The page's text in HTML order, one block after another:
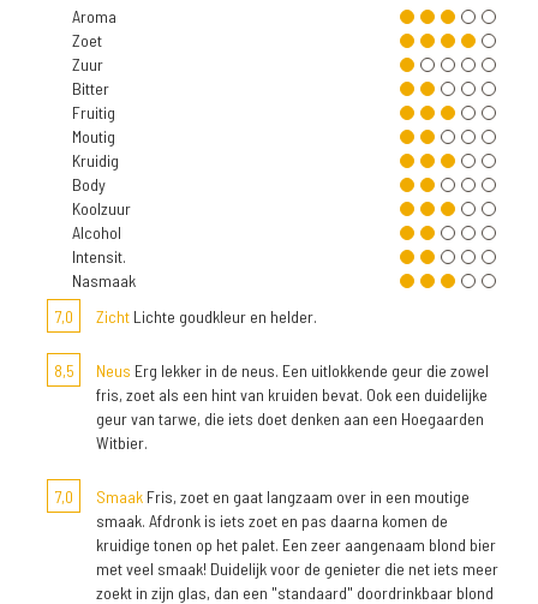
Aroma
Zoet
Zuur
Bitter
Fruitig
Moutig
Kruidig
Body
Koolzuur
Alcohol
Intensit.
Nasmaak
7,0
Zicht Lichte goudkleur en helder.
8,5 Neus Erg lekker in de neus. Een uitlokkende geur die zowel
fris, zoet als een hint van kruiden bevat. Ook een duidelijke
geur van tarwe, die iets doet denken aan een Hoegaarden
Witbier.
7,0 Smaak Fris, zoet en gaat langzaam over in een moutige
smaak. Afdronk is iets zoet en pas daarna komen de
kruidige tonen op het palet. Een zeer aangenaam blond bier
met veel smaak! Duidelijk voor de genieter die net iets meer
zoekt in zijn glas, dan een "standaard" doordrinkbaar blond